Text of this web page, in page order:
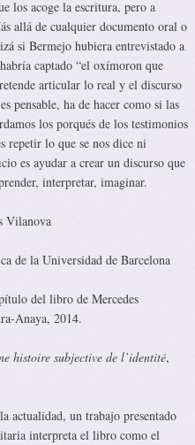
los acoge la escritura, pero a
allá de cualquier documento oral o
si Bermejo hubiera entrevistado a
captado “el oxímoron que
articular lo real y el discurso
pensable, ha de hacer como si las
los porqués de los testimonios
repetir lo que se nos dice ni
es ayudar a crear un discurso que
interpretar, imaginar.
de Barcelona
del libro de Mercedes
Anaya, 2014.
histoire subjective de l’identité,
actualidad, un trabajo presentado
interpreta el libro como el